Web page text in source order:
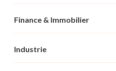
Finance & Immobilier
Industrie